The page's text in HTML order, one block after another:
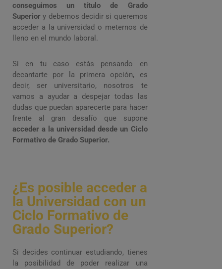
conseguimos un título de Grado
Superior y debemos decidir si queremos
acceder a la universidad o meternos de
lleno en el mundo laboral.
Si en tu caso estás pensando en
decantarte por la primera opción, es
decir, ser universitario, nosotros te
vamos a ayudar a despejar todas las
dudas que puedan aparecerte para hacer
frente al gran desafío que supone
acceder a la universidad desde un Ciclo
Formativo de Grado Superior.
¿Es posible acceder a
la Universidad con un
Ciclo Formativo de
Grado Superior?
Si decides continuar estudiando, tienes
la posibilidad de poder realizar una